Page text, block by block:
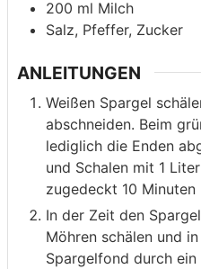
200 ml Milch
Salz, Pfeffer, Zucker
ANLEITUNGEN
Weißen Spargel
abschneiden. Beim
lediglich die Enden
und Schalen mit 1
zugedeckt 10 Minuten
In der Zeit den
Möhren schälen und
Spargelfond durch